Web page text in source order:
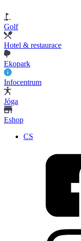
Golf
Hotel & restaurace
Ekopark
Infocentrum
Jóga
Eshop
CS